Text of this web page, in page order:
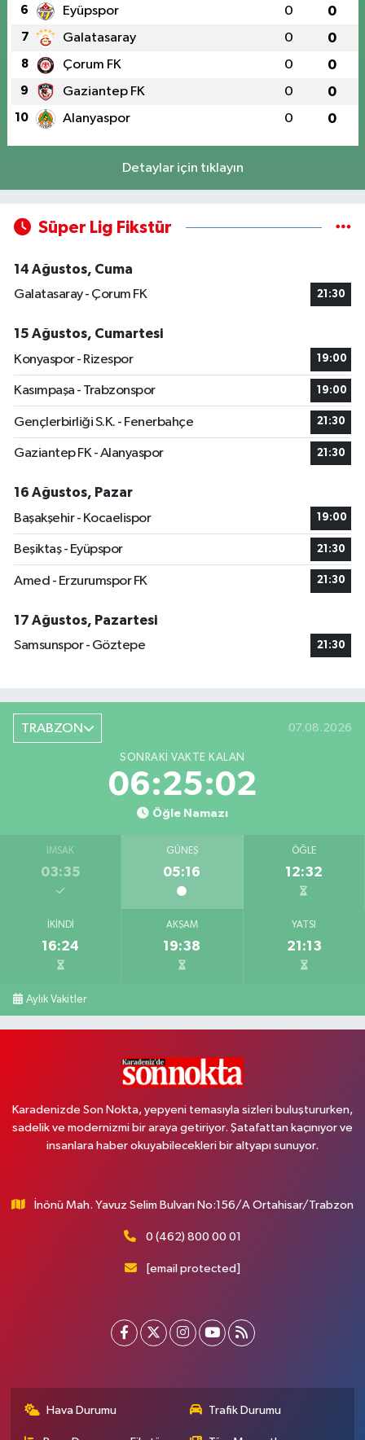
6 Eyüpspor 0 0
7 Galatasaray 0 0
8 Çorum FK 0 0
9 Gaziantep FK 0 0
10 Alanyaspor 0 0
Detaylar için tıklayın
Süper Lig Fikstür
14 Ağustos, Cuma
Galatasaray - Çorum FK
21:30
15 Ağustos, Cumartesi
Konyaspor - Rizespor
19:00
Kasımpaşa - Trabzonspor 19:00
Gençlerbirliği S.K. - Fenerbahçe 21:30
Gaziantep FK - Alanyaspor 21:30
16 Ağustos, Pazar
Başakşehir - Kocaelispor
19:00
Beşiktaş - Eyüpspor 21:30
Amed - Erzurumspor FK 21:30
17 Ağustos, Pazartesi
Samsunspor - Göztepe
21:30
TRABZON 07.08.2026
SONRAKI VAKTE KALAN
06:25:01
Öğle Namazı
İMSAK
03:35
GÜNEŞ
05:16
ÖĞLE
12:32
İKINDI
16:24
AKŞAM
19:38
YATSI
21:13
Aylık Vakitler
Karadenizde Son Nokta, yepyeni temasıyla sizleri buluştururken,
sadelik ve modernizmi bir araya getiriyor. Şatafattan kaçınıyor ve
insanlara haber okuyabilecekleri bir altyapı sunuyor.
İnönü Mah. Yavuz Selim Bulvarı No:156/A Ortahisar/Trabzon
0 (462) 800 00 01
[email protected]
Hava Durumu Trafik Durumu